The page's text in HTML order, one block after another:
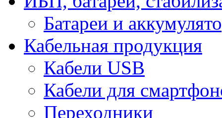
Батареи и
Кабельная продукция
Кабели USB
Кабели для
Переходники